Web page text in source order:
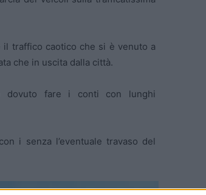
il traffico caotico che si è venuto a
che in uscita dalla città.
dovuto fare i conti con lunghi
i senza l’eventuale travaso del